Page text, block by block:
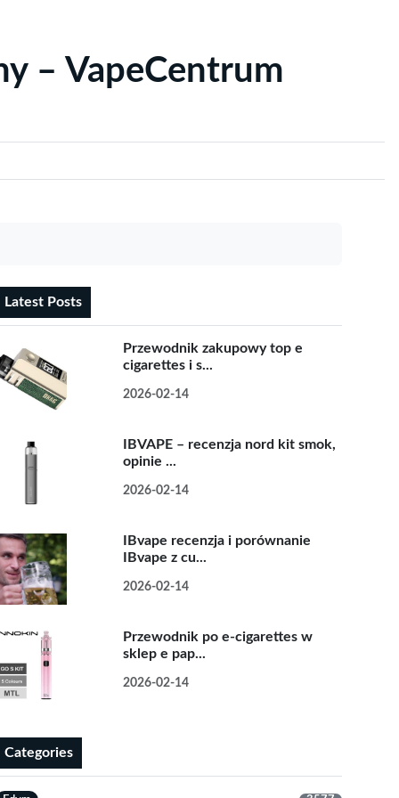
– VapeCentrum
Latest Posts
Przewodnik zakupowy top e
cigarettes i s...
2026-02-14
IBVAPE – recenzja nord kit smok,
opinie ...
2026-02-14
IBvape recenzja i porównanie
IBvape z cu...
2026-02-14
Przewodnik po e-cigarettes w
sklep e pap...
2026-02-14
Categories